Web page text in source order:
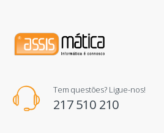
Tem questões? Ligue-nos!
217 510 210